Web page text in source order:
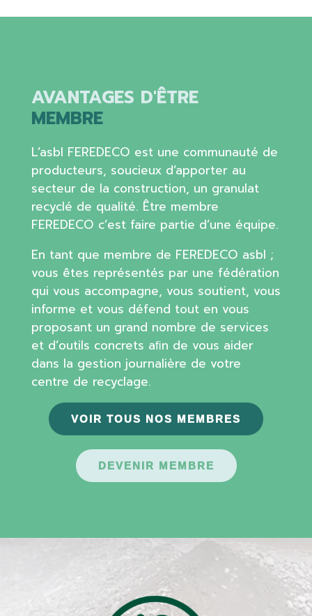
AVANTAGES D'ÊTRE
MEMBRE
L’asbl FEREDECO est une communauté de
producteurs, soucieux d’apporter au
secteur de la construction, un granulat
recyclé de qualité. Être membre
FEREDECO c’est faire partie d’une équipe.
En tant que membre de FEREDECO asbl ;
vous êtes représentés par une fédération
qui vous accompagne, vous soutient, vous
informe et vous défend tout en vous
proposant un grand nombre de services
et d’outils concrets aﬁn de vous aider
dans la gestion journalière de votre
centre de recyclage.
VOIR TOUS NOS MEMBRES
DEVENIR MEMBRE